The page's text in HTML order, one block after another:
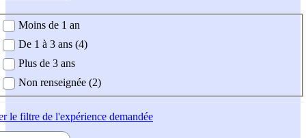
demandée
Moins de 1 an
De 1 à 3 ans (4)
Plus de 3 ans
Non renseignée (2)
le filtre de l'expérience demandée